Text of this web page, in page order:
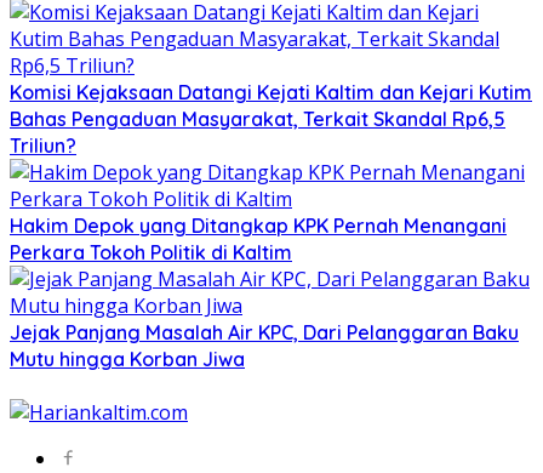
Komisi Kejaksaan Datangi Kejati Kaltim dan Kejari Kutim
Bahas Pengaduan Masyarakat, Terkait Skandal Rp6,5
Triliun?
Hakim Depok yang Ditangkap KPK Pernah Menangani
Perkara Tokoh Politik di Kaltim
Jejak Panjang Masalah Air KPC, Dari Pelanggaran Baku
Mutu hingga Korban Jiwa